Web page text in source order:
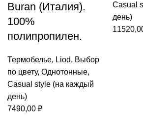
Buran (Италия).
100%
полипропилен.
Термобелье, Liod, Выбор
по цвету, Однотонные,
Casual style (на каждый
день)
7490,00 ₽
Casual
день)